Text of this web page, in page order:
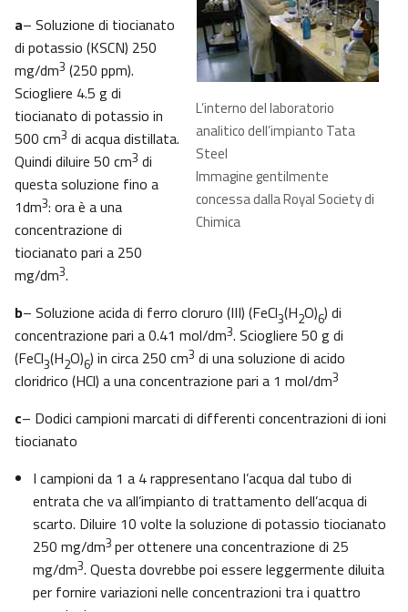
L’interno del laboratorio
analitico dell’impianto Tata
Steel
Immagine gentilmente
concessa dalla Royal Society di
Chimica
a– Soluzione di tiocianato
di potassio (KSCN) 250
mg/dm3 (250 ppm).
Sciogliere 4.5 g di
tiocianato di potassio in
500 cm3 di acqua distillata.
Quindi diluire 50 cm3 di
questa soluzione fino a
1dm3: ora è a una
concentrazione di
tiocianato pari a 250
mg/dm3.
b– Soluzione acida di ferro cloruro (III) (FeCl3(H2O)6) di
concentrazione pari a 0.41 mol/dm3. Sciogliere 50 g di
(FeCl3(H2O)6) in circa 250 cm3 di una soluzione di acido
cloridrico (HCl) a una concentrazione pari a 1 mol/dm3
c– Dodici campioni marcati di differenti concentrazioni di ioni
tiocianato
I campioni da 1 a 4 rappresentano l’acqua dal tubo di
entrata che va all’impianto di trattamento dell’acqua di
scarto. Diluire 10 volte la soluzione di potassio tiocianato
250 mg/dm3 per ottenere una concentrazione di 25
mg/dm3. Questa dovrebbe poi essere leggermente diluita
per fornire variazioni nelle concentrazioni tra i quattro